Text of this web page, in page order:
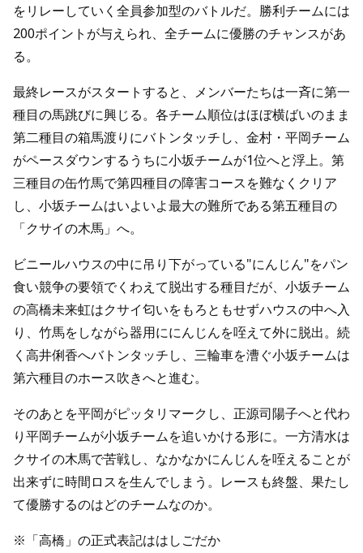
をリレーしていく全員参加型のバトルだ。勝利チームには
200ポイントが与えられ、全チームに優勝のチャンスがあ
る。
最終レースがスタートすると、メンバーたちは一斉に第一
種目の馬跳びに興じる。各チーム順位はほぼ横ばいのまま
第二種目の箱馬渡りにバトンタッチし、金村・平岡チーム
がペースダウンするうちに小坂チームが1位へと浮上。第
三種目の缶竹馬で第四種目の障害コースを難なくクリア
し、小坂チームはいよいよ最大の難所である第五種目の
「クサイの木馬」へ。
ビニールハウスの中に吊り下がっている"にんじん"をパン
食い競争の要領でくわえて脱出する種目だが、小坂チーム
の高橋未来虹はクサイ匂いをもろともせずハウスの中へ入
り、竹馬をしながら器用ににんじんを咥えて外に脱出。続
く高井俐香へバトンタッチし、三輪車を漕ぐ小坂チームは
第六種目のホース吹きへと進む。
そのあとを平岡がピッタリマークし、正源司陽子へと代わ
り平岡チームが小坂チームを追いかける形に。一方清水は
クサイの木馬で苦戦し、なかなかにんじんを咥えることが
出来ずに時間ロスを生んでしまう。レースも終盤、果たし
て優勝するのはどのチームなのか。
※「高橋」の正式表記ははしごだか